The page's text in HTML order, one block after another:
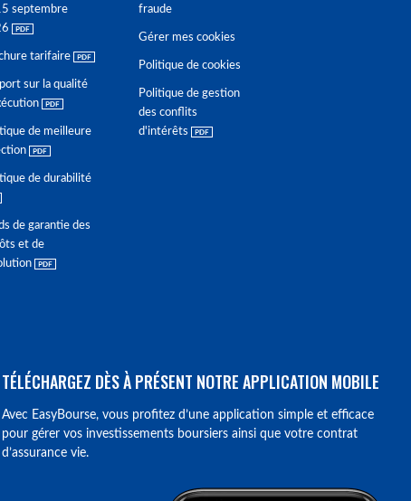
septembre
tarifaire
sur la qualité
de meilleure
de durabilité
de garantie des
et de
fraude
Gérer mes cookies
Politique de cookies
Politique de gestion
des conflits
d'intérêts
TÉLÉCHARGEZ DÈS À PRÉSENT NOTRE APPLICATION MOBILE
Avec EasyBourse, vous profitez d’une application simple et efficace
pour gérer vos investissements boursiers ainsi que votre contrat
d’assurance vie.